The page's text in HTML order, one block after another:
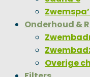
Onderhoud &
Overige